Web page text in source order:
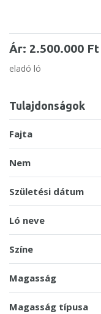
Ár: 2.500.000 Ft
eladó ló
Tulajdonságok
Fajta
Nem
Születési dátum
Ló neve
Színe
Magasság
Magasság típusa